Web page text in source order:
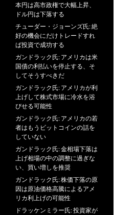
本円は高市政権で大幅上昇、
ドル円は下落する
チューダー・ジョーンズ氏: 絶
好の機会にだけトレードすれ
ば投資で成功する
ガンドラック氏: アメリカは米
国債の利払いを停止する、そ
してそうすべきだ
ガンドラック氏: アメリカが利
上げして株式市場に冷水を浴
びせる可能性
ガンドラック氏: アメリカの若
者はもうビットコインの話を
していない
ガンドラック氏: 金相場下落は
上げ相場の中の調整に過ぎな
い、買い増しを推奨
ガンドラック氏: 株価下落の原
因は原油価格高騰によるアメ
リカ利上げの可能性
ドラッケンミラー氏: 投資家が